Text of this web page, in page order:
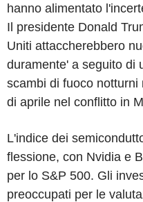
hanno alimentato
Il presidente Donald
Uniti attaccherebbero
duramente' a seguito di
scambi di fuoco
di aprile nel conflitto in
L'indice dei
flessione, con Nvidia e
per lo S&P 500. Gli
preoccupati per le